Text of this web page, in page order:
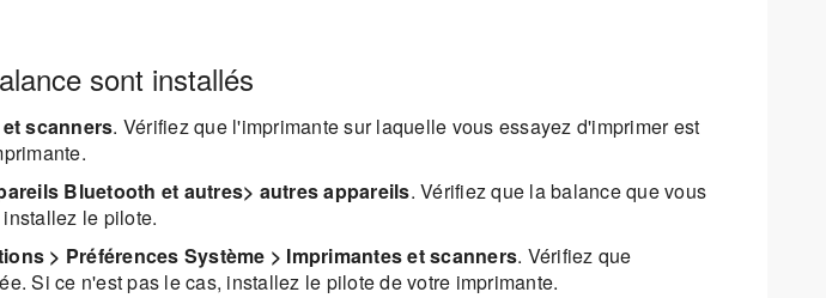
sont installés
scanners. Vérifiez que l'imprimante sur laquelle vous essayez d'imprimer est
Bluetooth et autres> autres appareils. Vérifiez que la balance que vous
le pilote.
> Préférences Système > Imprimantes et scanners. Vérifiez que
Si ce n'est pas le cas, installez le pilote de votre imprimante.